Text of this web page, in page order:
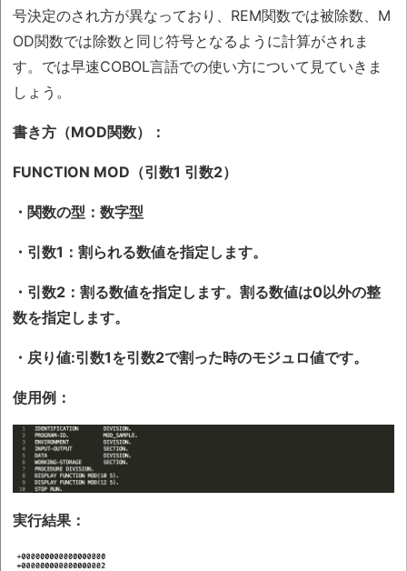
号決定のされ方が異なっており、REM関数では被除数、M
OD関数では除数と同じ符号となるように計算がされま
す。では早速COBOL言語での使い方について見ていきま
しょう。
書き方（MOD関数）：
FUNCTION MOD（引数1 引数2）
・関数の型：数字型
・引数1：割られる数値を指定します。
・引数2：割る数値を指定します。割る数値は0以外の整
数を指定します。
・戻り値:引数1を引数2で割った時のモジュロ値です。
使用例：
実行結果：